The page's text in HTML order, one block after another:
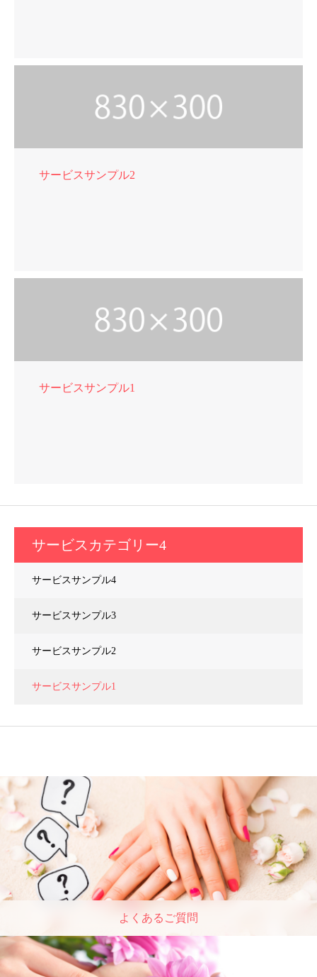
サービスサンプル2
サービスサンプル1
サービスカテゴリー4
サービスサンプル4
サービスサンプル3
サービスサンプル2
サービスサンプル1
よくあるご質問